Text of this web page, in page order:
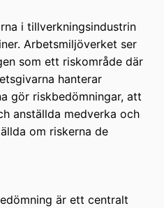
i tillverkningsindustrin
Arbetsmiljöverket ser
som ett riskområde där
hanterar
gör riskbedömningar, att
anställda medverka och
om riskerna de
är ett centralt